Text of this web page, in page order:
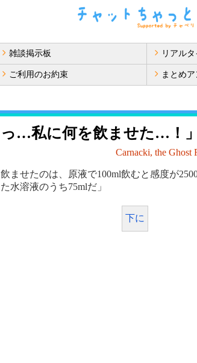
雑談掲示板 リアル
ご利用のお約束 まとめ
…私に何を飲ませた…！
Carnacki, the Ghost
ませたのは、原液で100ml飲むと感度が
水溶液のうち75mlだ」
下に